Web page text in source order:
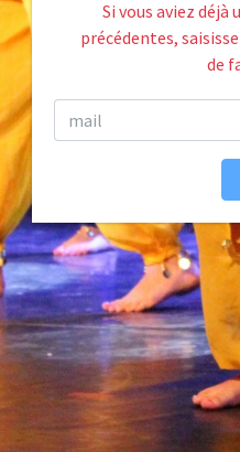
Si vous aviez déjà
précédentes,
de